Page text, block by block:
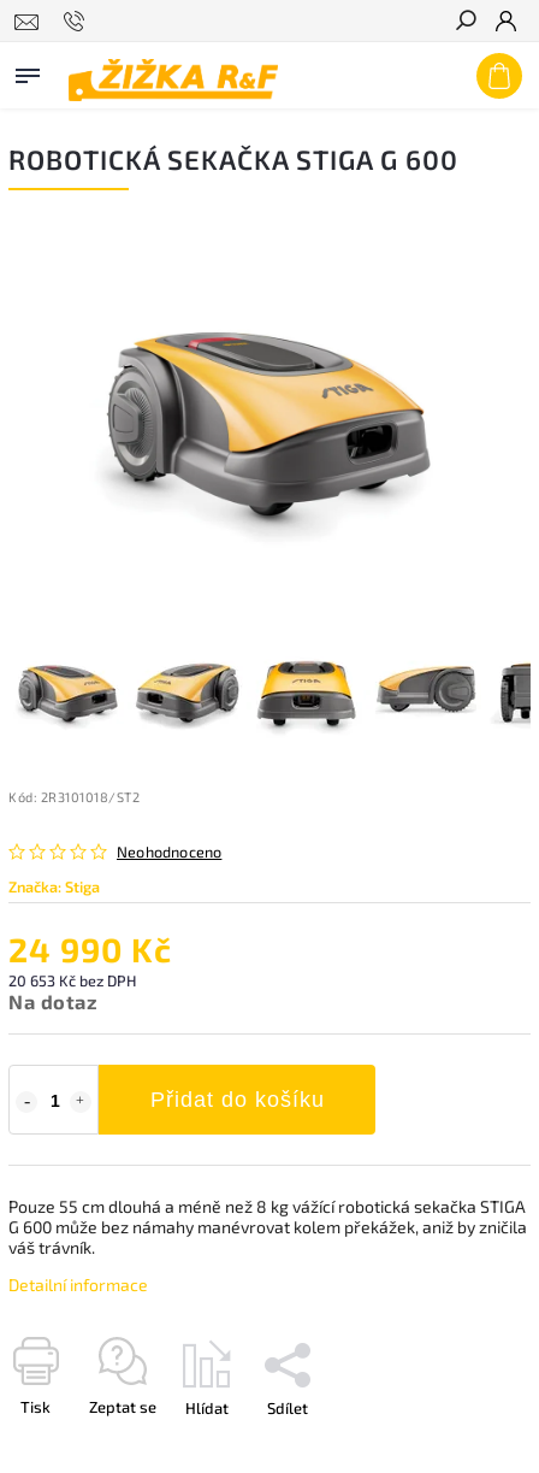
Hledat
ROBOTICKÁ SEKAČKA STIGA G 600
Kód: 2R3101018/ST2
Neohodnoceno
Značka:Stiga
24 990 Kč
20 653 Kč bez DPH
Na dotaz
Přidat do košíku
Pouze 55 cm dlouhá a méně než 8 kg vážící robotická sekačka STIGA
G 600 může bez námahy manévrovat kolem překážek, aniž by zničila
váš trávník.
Detailní informace
Tisk Zeptat se Hlídat Sdílet